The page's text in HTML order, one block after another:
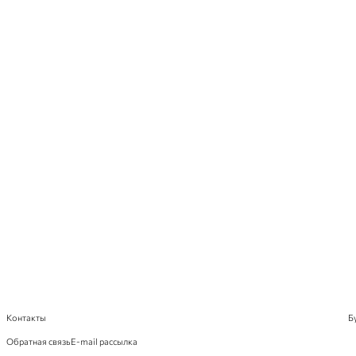
Контакты
Обратная связьE-mail рассылка